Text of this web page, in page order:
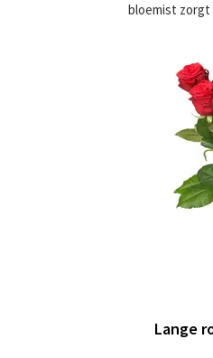
bloemist zorgt
Lange